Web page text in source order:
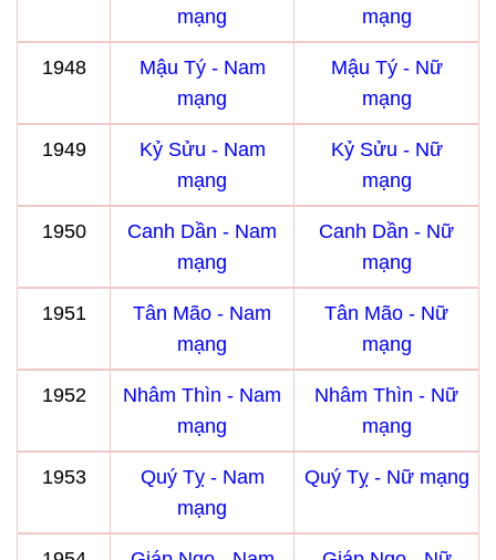
mạng mạng
1948
Mậu Tý - Nam
mạng
Mậu Tý - Nữ
mạng
1949
Kỷ Sửu - Nam
mạng
Kỷ Sửu - Nữ
mạng
1950
Canh Dần - Nam
mạng
Canh Dần - Nữ
mạng
1951
Tân Mão - Nam
mạng
Tân Mão - Nữ
mạng
1952
Nhâm Thìn - Nam
mạng
Nhâm Thìn - Nữ
mạng
1953
Quý Tỵ - Nam
mạng
Quý Tỵ - Nữ mạng